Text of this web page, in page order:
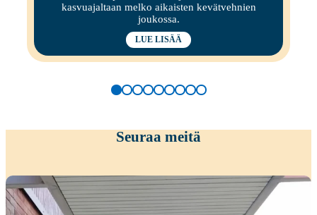
kasvuajaltaan melko aikaisten kevätvehnien
joukossa.
LUE LISÄÄ
Seuraa meitä
Kiitokset viime viikon peltopäivillemme...